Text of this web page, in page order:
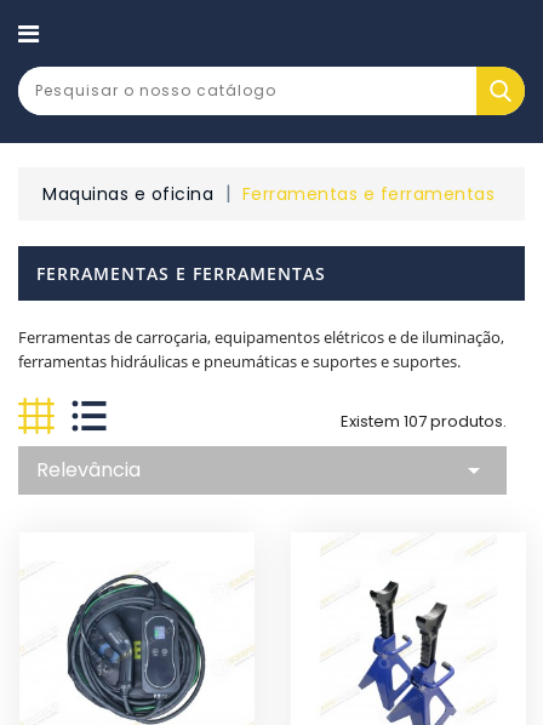
CATEGORY
Maquinas e oficina Ferramentas e ferramentas
FERRAMENTAS E FERRAMENTAS
Ferramentas de carroçaria, equipamentos elétricos e de iluminação,
ferramentas hidráulicas e pneumáticas e suportes e suportes.
Existem 107 produtos.
Relevância 